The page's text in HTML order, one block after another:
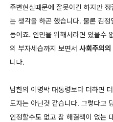
주변현실때문에 잘못이긴 하지만
는 생각을 하곤 했습니다. 물론 김
동이죠. 인민을 위해서라면 있을수
의 부자세습까지 보면서 사회주의
니다.
남한의 이명박 대통령보다 더하면
도자는 아닌것 같습니다. 그렇다고
인정할수도 없고 참 해결책이 없는